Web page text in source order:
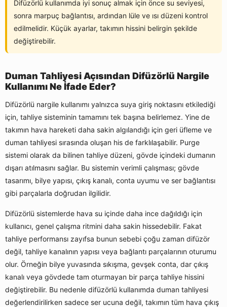
Difüzörlü kullanımda iyi sonuç almak için önce su seviyesi,
sonra marpuç bağlantısı, ardından lüle ve ısı düzeni kontrol
edilmelidir. Küçük ayarlar, takımın hissini belirgin şekilde
değiştirebilir.
Duman Tahliyesi Açısından Difüzörlü Nargile
Kullanımı Ne İfade Eder?
Difüzörlü nargile kullanımı yalnızca suya giriş noktasını etkilediği
için, tahliye sisteminin tamamını tek başına belirlemez. Yine de
takımın hava hareketi daha sakin algılandığı için geri üfleme ve
duman tahliyesi sırasında oluşan his de farklılaşabilir. Purge
sistemi olarak da bilinen tahliye düzeni, gövde içindeki dumanın
dışarı atılmasını sağlar. Bu sistemin verimli çalışması; gövde
tasarımı, bilye yapısı, çıkış kanalı, conta uyumu ve ser bağlantısı
gibi parçalarla doğrudan ilgilidir.
Difüzörlü sistemlerde hava su içinde daha ince dağıldığı için
kullanıcı, genel çalışma ritmini daha sakin hissedebilir. Fakat
tahliye performansı zayıfsa bunun sebebi çoğu zaman difüzör
değil, tahliye kanalının yapısı veya bağlantı parçalarının oturumu
olur. Örneğin bilye yuvasında sıkışma, gevşek conta, dar çıkış
kanalı veya gövdede tam oturmayan bir parça tahliye hissini
değiştirebilir. Bu nedenle difüzörlü kullanımda duman tahliyesi
değerlendirilirken sadece ser ucuna değil, takımın tüm hava çıkış